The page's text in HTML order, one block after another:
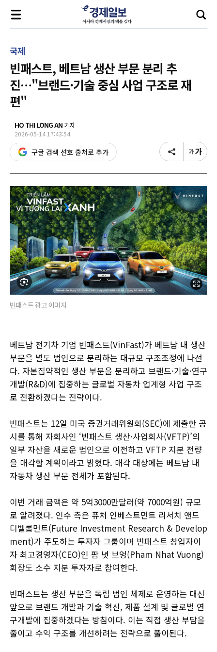
국제
빈패스트, 베트남 생산 부문 분리 추
진…"브랜드·기술 중심 사업 구조로 재
편"
HO THI LONG AN 기자
2026-05-14 17:43:54
구글 검색 선호 출처로 추가
빈패스트 광고 이미지
베트남 전기차 기업 빈패스트(VinFast)가 베트남 내 생산
부문을 별도 법인으로 분리하는 대규모 구조조정에 나선
다. 자본집약적인 생산 부문을 분리하고 브랜드·기술·연구
개발(R&D)에 집중하는 글로벌 자동차 업계형 사업 구조
로 전환하겠다는 전략이다.
빈패스트는 12일 미국 증권거래위원회(SEC)에 제출한 공
시를 통해 자회사인 ‘빈패스트 생산·사업회사(VFTP)’의
일부 자산을 새로운 법인으로 이전하고 VFTP 지분 전량
을 매각할 계획이라고 밝혔다. 매각 대상에는 베트남 내
자동차 생산 부문 전체가 포함된다.
이번 거래 금액은 약 5억3000만달러(약 7000억원) 규모
로 알려졌다. 인수 측은 퓨처 인베스트먼트 리서치 앤드
디벨롭먼트(Future Investment Research & Develop
ment)가 주도하는 투자자 그룹이며 빈패스트 창업자이
자 최고경영자(CEO)인 팜 녓 브엉(Pham Nhat Vuong)
회장도 소수 지분 투자자로 참여한다.
빈패스트는 생산 부문을 독립 법인 체제로 운영하는 대신
앞으로 브랜드 개발과 기술 혁신, 제품 설계 및 글로벌 연
구개발에 집중하겠다는 방침이다. 이는 직접 생산 부담을
줄이고 수익 구조를 개선하려는 전략으로 풀이된다.